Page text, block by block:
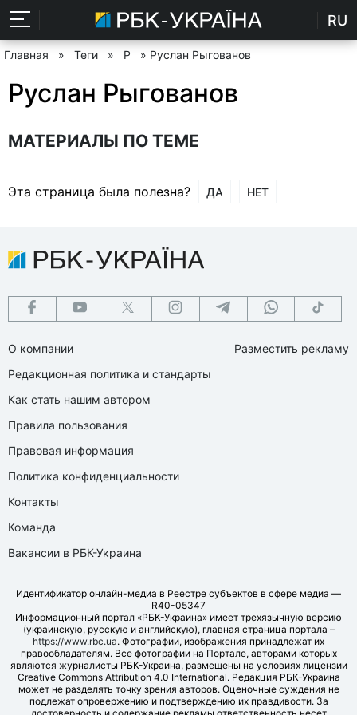
RU
Главная » Теги » Р » Руслан Рыгованов
Руслан Рыгованов
МАТЕРИАЛЫ ПО ТЕМЕ
Эта страница была полезна? ДА НЕТ
О компании
Редакционная политика и стандарты
Как стать нашим автором
Правила пользования
Правовая информация
Политика конфиденциальности
Контакты
Команда
Вакансии в РБК-Украина
Разместить рекламу
Идентификатор онлайн-медиа в Реестре субъектов в сфере медиа —
R40-05347
Информационный портал «РБК-Украина» имеет трехязычную версию
(украинскую, русскую и английскую), главная страница портала –
https://www.rbc.ua. Фотографии, изображения принадлежат их
правообладателям. Все фотографии на Портале, авторами которых
являются журналисты РБК-Украина, размещены на условиях лицензии
Creative Commons Attribution 4.0 International. Редакция РБК-Украина
может не разделять точку зрения авторов. Оценочные суждения не
подлежат опровержению и подтверждению их правдивости. За